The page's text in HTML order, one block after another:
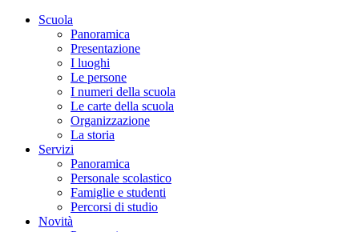
Scuola
Panoramica
Presentazione
I luoghi
Le persone
I numeri della scuola
Le carte della scuola
Organizzazione
La storia
Servizi
Panoramica
Personale scolastico
Famiglie e studenti
Percorsi di studio
Novità